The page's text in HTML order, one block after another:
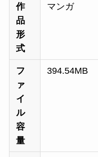
作
品
形
式
マンガ
フ
ァ
イ
ル
容
量
394.54MB